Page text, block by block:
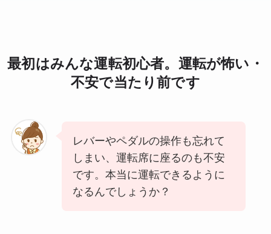
最初はみんな運転初心者。運転が怖い・
不安で当たり前です
レバーやペダルの操作も忘れて
しまい、運転席に座るのも不安
です。本当に運転できるように
なるんでしょうか？